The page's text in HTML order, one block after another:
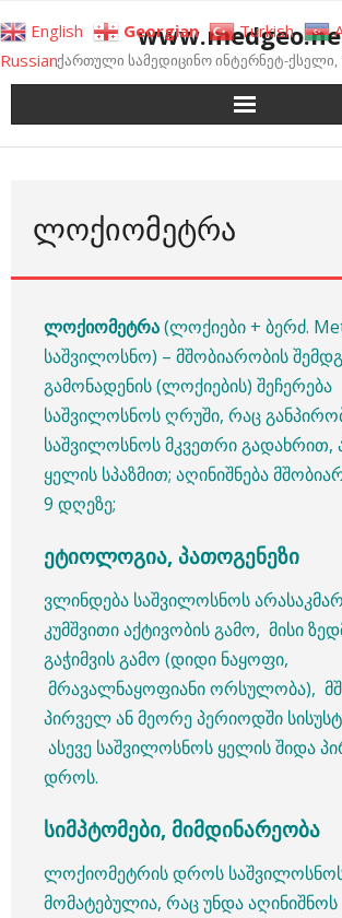
to
contentქართული სამედიცინო ინტერნეტ-ქსელი,
ᲚᲝᲥᲘᲝᲛᲔᲢᲠᲐ
ლოქიომეტრა(ლოქიები + ბერძ.
საშვილოსნო) – მშობიარობის
გამონადენის (ლოქიების) შეჩერება
საშვილოსნოს ღრუში, რაც
საშვილოსნოს მკვეთრი გადახრით,
ყელის სპაზმით; აღინიშნება
9 დღეზე;
ეტიოლოგია, პათოგენეზი
ვლინდება საშვილოსნოს
კუმშვითი აქტივობის გამო, მისი
გაჭიმვის გამო (დიდი ნაყოფი,
მრავალნაყოფიანი ორსულობა),
პირველ ან მეორე პერიოდში
ასევე საშვილოსნოს ყელის შიდა
დროს.
სიმპტომები, მიმდინარეობა
ლოქიომეტრის დროს
მომატებულია, რაც უნდა აღინიშნოს
English Georgian Turkish
Russian